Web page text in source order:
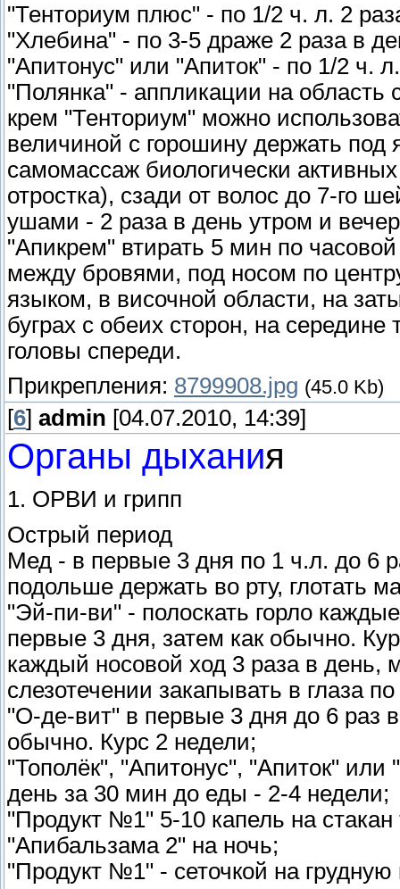
"Тенториум плюс" - по 1/2 ч. л. 2
"Хлебина" - по 3-5 драже 2 раза в
"Апитонус" или "Апиток" - по 1/2 ч.
"Полянка" - аппликации на область
крем "Тенториум" можно
величиной с горошину держать под
самомассаж биологически
отростка), сзади от волос до 7-го
ушами - 2 раза в день утром и
"Апикрем" втирать 5 мин по
между бровями, под носом по
языком, в височной области, на
буграх с обеих сторон, на
головы спереди.
Прикрепления: 8799908.jpg (45.0 Kb)
[6] admin [04.07.2010, 14:39]
Органы дыхания
1. ОРВИ и грипп
Острый период
Мед - в первые 3 дня по 1 ч.л. до 6
подольше держать во рту, глотать
"Эй-пи-ви" - полоскать горло
первые 3 дня, затем как обычно.
каждый носовой ход 3 раза в день,
слезотечении закапывать в глаза
"О-де-вит" в первые 3 дня до 6 раз
обычно. Курс 2 недели;
"Тополёк", "Апитонус", "Апиток" или
день за 30 мин до еды - 2-4 недели;
"Продукт №1" 5-10 капель на
"Апибальзама 2" на ночь;
"Продукт №1" - сеточкой на